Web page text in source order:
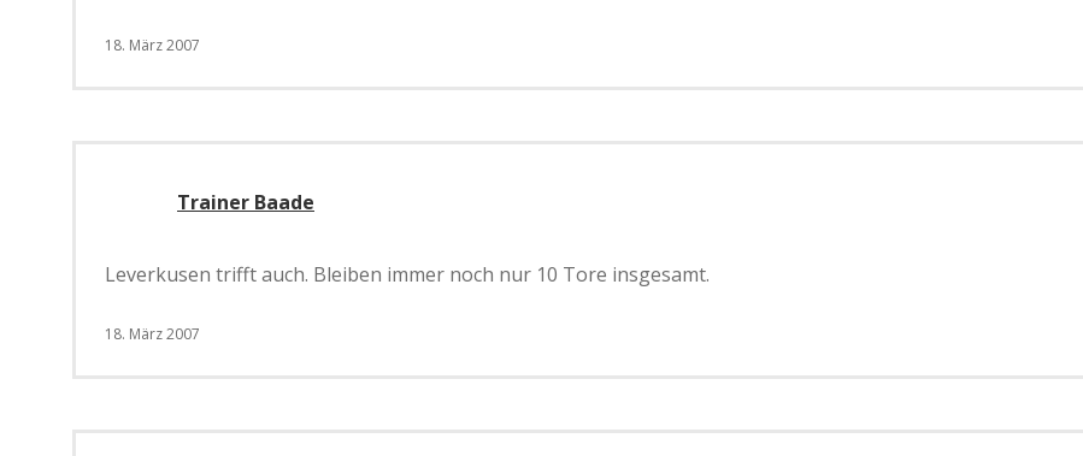
18. März 2007
Trainer Baade
Leverkusen trifft auch. Bleiben immer noch nur 10 Tore insgesamt.
18. März 2007